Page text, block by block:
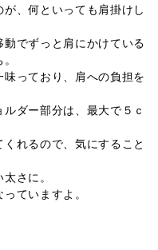
、何といっても肩掛けし
でずっと肩にかけている
っており、肩への負担を
ダー部分は、最大で５ｃ
れるので、気にすること
さに。
ていますよ。